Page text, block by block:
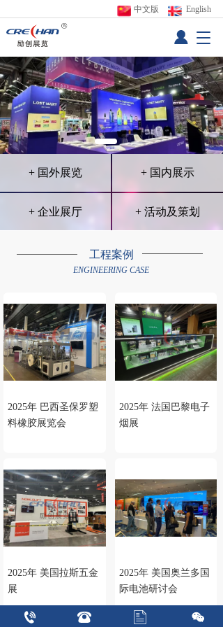
中文版 English
T
g
g
l
e
n
a
v
a
o
+ 国外展览 + 国内展示
+ 企业展厅 + 活动及策划
工程案例
ENGINEERING CASE
2025年 巴西圣保罗塑
料橡胶展览会
2025年 法国巴黎电子
烟展
2025年 美国拉斯五金
展
2025年 美国奥兰多国
际电池研讨会